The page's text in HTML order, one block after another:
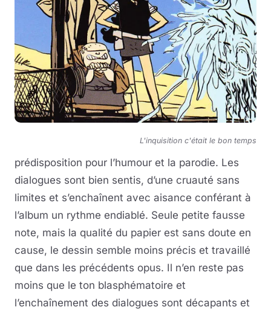
L'inquisition c'était le bon temps
prédisposition pour l’humour et la parodie. Les
dialogues sont bien sentis, d’une cruauté sans
limites et s’enchaînent avec aisance conférant à
l’album un rythme endiablé. Seule petite fausse
note, mais la qualité du papier est sans doute en
cause, le dessin semble moins précis et travaillé
que dans les précédents opus. Il n’en reste pas
moins que le ton blasphématoire et
l’enchaînement des dialogues sont décapants et